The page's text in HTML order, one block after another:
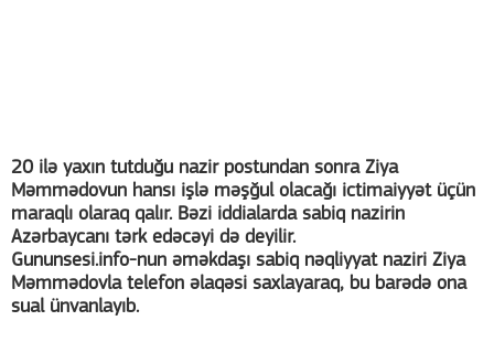
20 ilə yaxın tutduğu nazir postundan sonra Ziya
Məmmədovun hansı işlə məşğul olacağı ictimaiyyət üçün
maraqlı olaraq qalır. Bəzi iddialarda sabiq nazirin
Azərbaycanı tərk edəcəyi də deyilir.
Gununsesi.info-nun əməkdaşı sabiq nəqliyyat naziri Ziya
Məmmədovla telefon əlaqəsi saxlayaraq, bu barədə ona
sual ünvanlayıb.